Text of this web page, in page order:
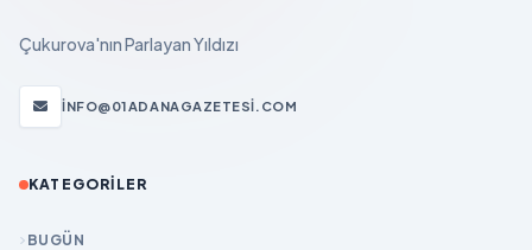
Çukurova'nın Parlayan Yıldızı
INFO@01ADANAGAZETESI.COM
KATEGORILER
BUGÜN